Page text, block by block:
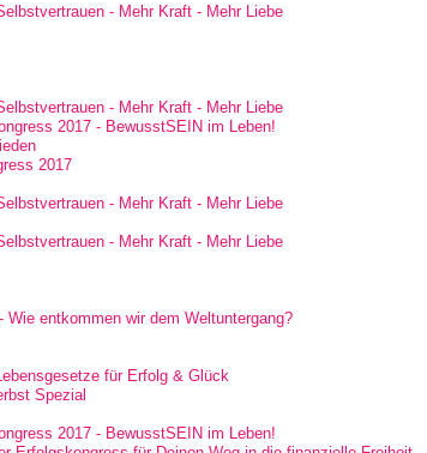
- Mehr Kraft - Mehr Liebe
- Mehr Kraft - Mehr Liebe
2017 - BewusstSEIN im Leben!
2017
- Mehr Kraft - Mehr Liebe
- Mehr Kraft - Mehr Liebe
Wie entkommen wir dem Weltuntergang?
für Erfolg & Glück
Spezial
2017 - BewusstSEIN im Leben!